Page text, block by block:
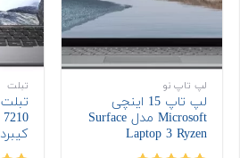
لپ تاپ نو
لپ تاپ 15 اینچی
Microsoft مدل Surface
Laptop 3 Ryzen
تبلت
کیبرد